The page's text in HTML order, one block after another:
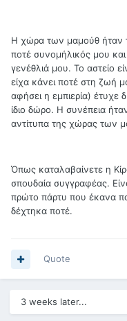
Η χώρα των μαμούθ ήταν
ποτέ συνομήλικός μου
γενέθλιά μου. Το αστείο
είχα κάνει ποτέ στη ζωή
αφήσει η εμπιερία) έτυχε
ίδιο δώρο. Η συνέπεια
αντίτυπα της χώρας των
Όπως καταλαβαίνετε η
σπουδαία συγγραφέας.
πρώτο πάρτυ που έκανα
δέχτηκα ποτέ.
Quote
3 weeks later...